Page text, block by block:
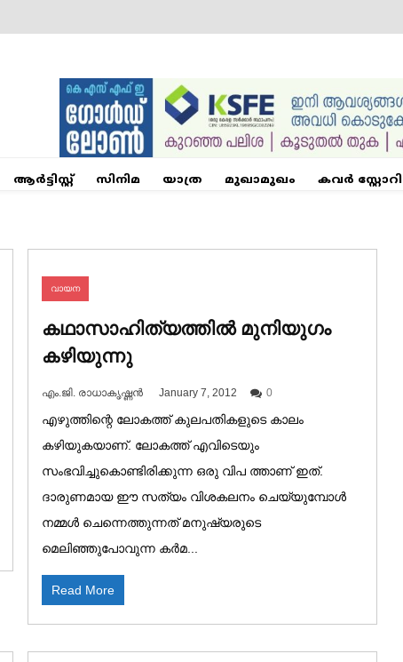
ആര്‍ട്ടിസ്റ്റ് സിനിമ യാത്ര മുഖാമുഖം കവർ സ്റ്റോറി
വായന
കഥാസാഹിത്യത്തിൽ മുനിയുഗം
കഴിയുന്നു
എം.ജി. രാധാകൃഷ്ണൻ January 7, 2012 0
എഴുത്തിന്റെ ലോകത്ത് കുലപതികളുടെ കാലം
കഴിയുകയാണ്. ലോകത്ത് എവിടെയും
സംഭവിച്ചുകൊണ്ടിരിക്കുന്ന ഒരു വിപ ത്താണ് ഇത്.
ദാരുണമായ ഈ സത്യം വിശകലനം ചെയ്യുമ്പോൾ
നമ്മൾ ചെന്നെത്തുന്നത് മനുഷ്യരുടെ
മെലിഞ്ഞുപോവുന്ന കർമ...
Read More